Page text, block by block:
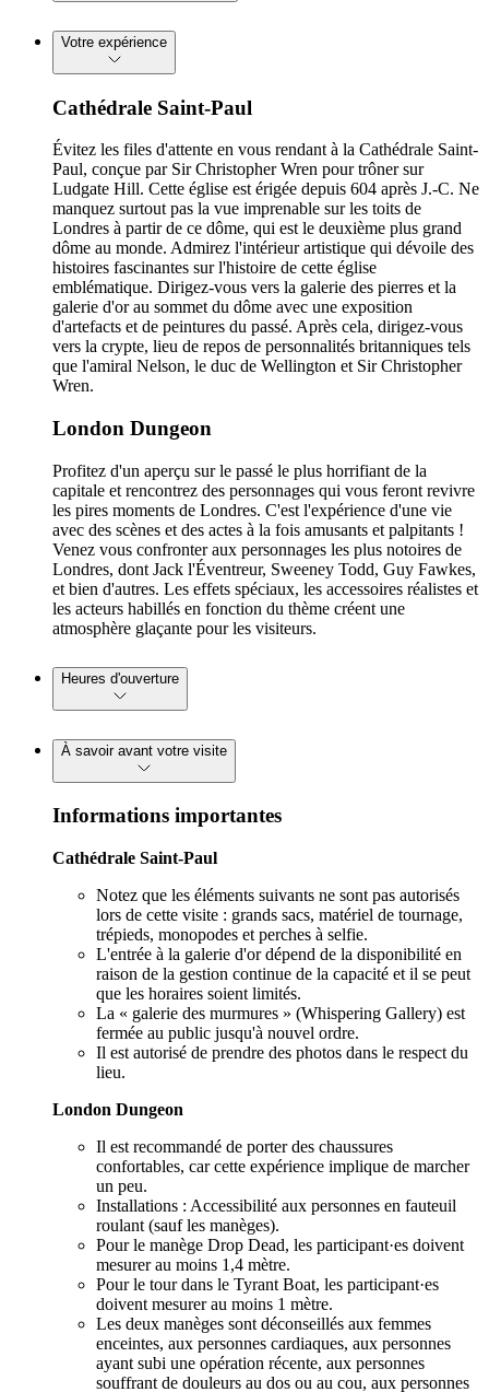
Votre expérience
Cathédrale Saint-Paul
Évitez les files d'attente en vous rendant à la Cathédrale Saint-
Paul, conçue par Sir Christopher Wren pour trôner sur
Ludgate Hill. Cette église est érigée depuis 604 après J.-C. Ne
manquez surtout pas la vue imprenable sur les toits de
Londres à partir de ce dôme, qui est le deuxième plus grand
dôme au monde. Admirez l'intérieur artistique qui dévoile des
histoires fascinantes sur l'histoire de cette église
emblématique. Dirigez-vous vers la galerie des pierres et la
galerie d'or au sommet du dôme avec une exposition
d'artefacts et de peintures du passé. Après cela, dirigez-vous
vers la crypte, lieu de repos de personnalités britanniques tels
que l'amiral Nelson, le duc de Wellington et Sir Christopher
Wren.
London Dungeon
Profitez d'un aperçu sur le passé le plus horrifiant de la
capitale et rencontrez des personnages qui vous feront revivre
les pires moments de Londres. C'est l'expérience d'une vie
avec des scènes et des actes à la fois amusants et palpitants !
Venez vous confronter aux personnages les plus notoires de
Londres, dont Jack l'Éventreur, Sweeney Todd, Guy Fawkes,
et bien d'autres. Les effets spéciaux, les accessoires réalistes et
les acteurs habillés en fonction du thème créent une
atmosphère glaçante pour les visiteurs.
Heures d'ouverture
À savoir avant votre visite
Informations importantes
Cathédrale Saint-Paul
Notez que les éléments suivants ne sont pas autorisés
lors de cette visite : grands sacs, matériel de tournage,
trépieds, monopodes et perches à selfie.
L'entrée à la galerie d'or dépend de la disponibilité en
raison de la gestion continue de la capacité et il se peut
que les horaires soient limités.
La « galerie des murmures » (Whispering Gallery) est
fermée au public jusqu'à nouvel ordre.
Il est autorisé de prendre des photos dans le respect du
lieu.
London Dungeon
Il est recommandé de porter des chaussures
confortables, car cette expérience implique de marcher
un peu.
Installations : Accessibilité aux personnes en fauteuil
roulant (sauf les manèges).
Pour le manège Drop Dead, les participant·es doivent
mesurer au moins 1,4 mètre.
Pour le tour dans le Tyrant Boat, les participant·es
doivent mesurer au moins 1 mètre.
Les deux manèges sont déconseillés aux femmes
enceintes, aux personnes cardiaques, aux personnes
ayant subi une opération récente, aux personnes
souffrant de douleurs au dos ou au cou, aux personnes